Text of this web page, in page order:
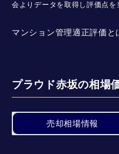
会よりデータを取得し評価点を
マンション管理適正評価と
プラウド赤坂の相場
売却相場情報